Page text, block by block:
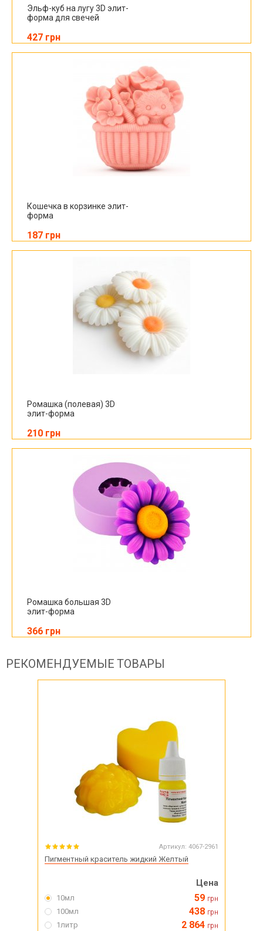
Эльф-куб на лугу 3D элит-
форма для свечей
427 грн
Кошечка в корзинке элит-
форма
187 грн
Ромашка (полевая) 3D
элит-форма
210 грн
Ромашка большая 3D
элит-форма
366 грн
РЕКОМЕНДУЕМЫЕ ТОВАРЫ
Артикул: 4067-2961
Пигментный краситель жидкий Желтый
Цена
10мл 59 грн
100мл 438 грн
1литр 2 864 грн